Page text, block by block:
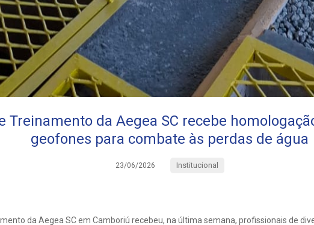
Treinamento da Aegea SC recebe
geofones para combate às perdas de água
23/06/2026 Institucional
da Aegea SC em Camboriú recebeu, na última semana, profissionais de